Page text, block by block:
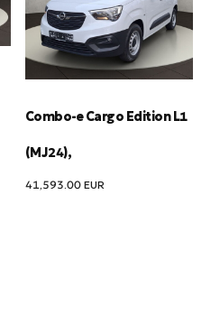
Combo-e Cargo Edition L1
(MJ24),
41,593.00 EUR